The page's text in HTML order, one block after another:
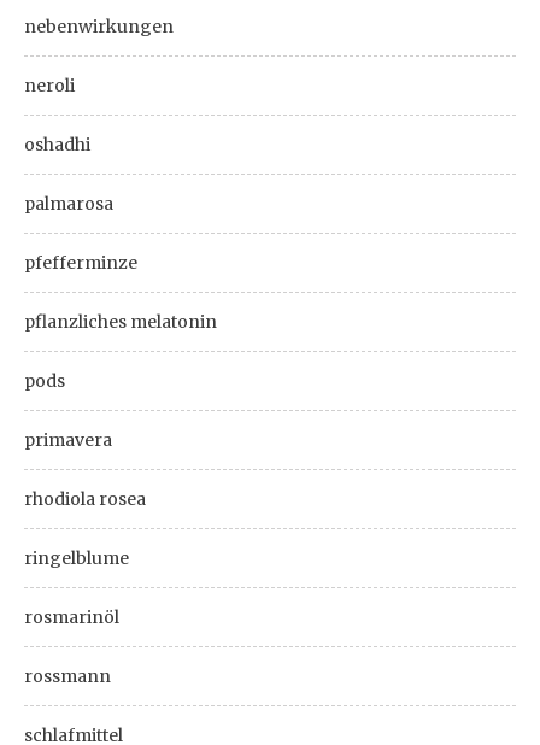
nebenwirkungen
neroli
oshadhi
palmarosa
pfefferminze
pflanzliches melatonin
pods
primavera
rhodiola rosea
ringelblume
rosmarinöl
rossmann
schlafmittel